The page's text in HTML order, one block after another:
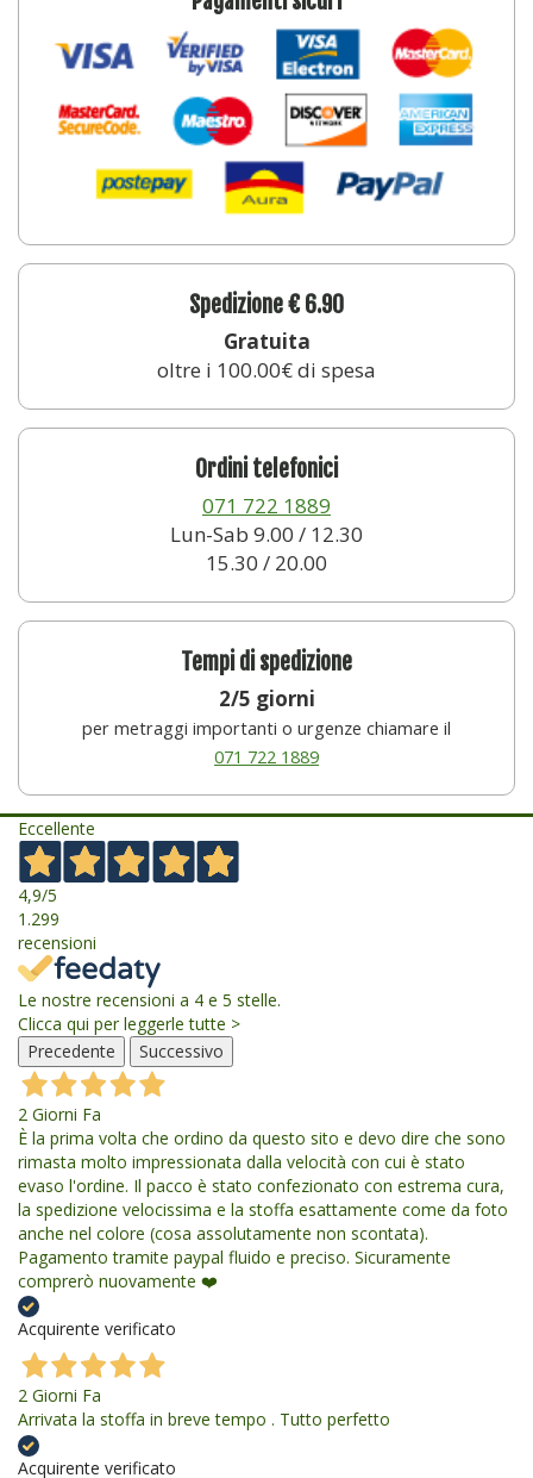
Spedizione € 6.90
Gratuita
oltre i 100.00€ di spesa
Ordini telefonici
071 722 1889
Lun-Sab 9.00 / 12.30
15.30 / 20.00
Tempi di spedizione
2/5 giorni
per metraggi importanti o urgenze chiamare il
071 722 1889
Eccellente
4,9/5
1.299
recensioni
Le nostre recensioni a 4 e 5 stelle.
Clicca qui per leggerle tutte >
Precedente
Successivo
2 Giorni Fa
È la prima volta che ordino da questo sito e devo dire che sono
rimasta molto impressionata dalla velocità con cui è stato
evaso l'ordine. Il pacco è stato confezionato con estrema cura,
la spedizione velocissima e la stoffa esattamente come da foto
anche nel colore (cosa assolutamente non scontata).
Pagamento tramite paypal fluido e preciso. Sicuramente
comprerò nuovamente ❤️
Acquirente verificato
2 Giorni Fa
Arrivata la stoffa in breve tempo . Tutto perfetto
Acquirente verificato